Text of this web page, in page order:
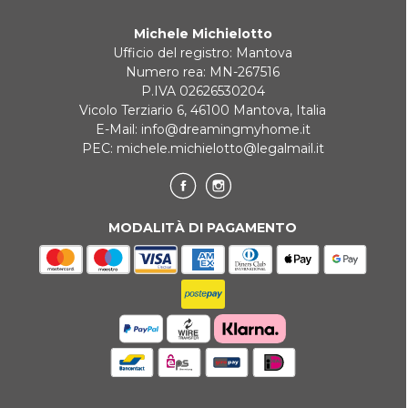
Michele Michielotto
Ufficio del registro: Mantova
Numero rea: MN-267516
P.IVA 02626530204
Vicolo Terziario 6, 46100 Mantova, Italia
E-Mail: info@dreamingmyhome.it
PEC: michele.michielotto@legalmail.it
MODALITÀ DI PAGAMENTO